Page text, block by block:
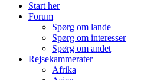
Start her
Forum
Spørg om lande
Spørg om interesser
Spørg om andet
Rejsekammerater
Afrika